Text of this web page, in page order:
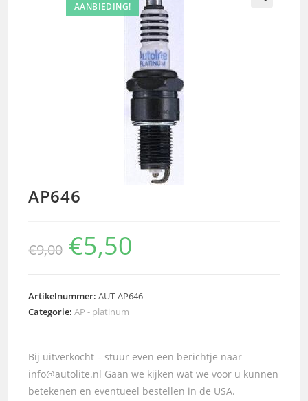
AANBIEDING!
AP646
€9,00 €5,50
Artikelnummer:AUT-AP646
Categorie:AP - platinum
Bij uitverkocht – stuur even een berichtje naar
info@autolite.nl Gaan we kijken wat we voor u kunnen
betekenen en eventueel bestellen in de USA.